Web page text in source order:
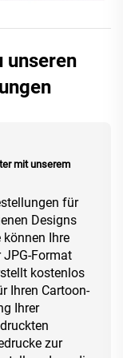
unseren
mit unserem
für
Designs
können Ihre
JPG-Format
kostenlos
Ihren Cartoon-
Ihrer
zur